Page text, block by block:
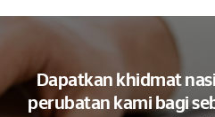
Dapatkan khidmat
perubatan kami bagi